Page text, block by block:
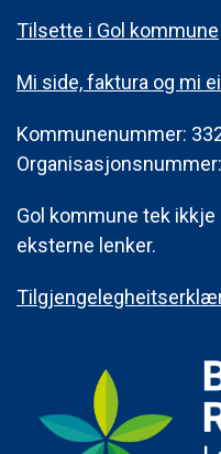
Tilsette i Gol kommune
Mi side, faktura og mi
Kommunenummer:
Gol kommune tek
eksterne lenker.